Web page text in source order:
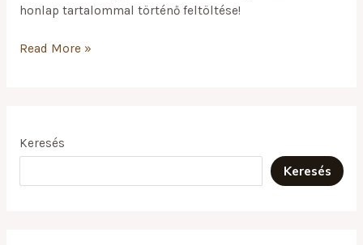
honlap tartalommal történő feltöltése!
Read More »
Keresés
Keresés